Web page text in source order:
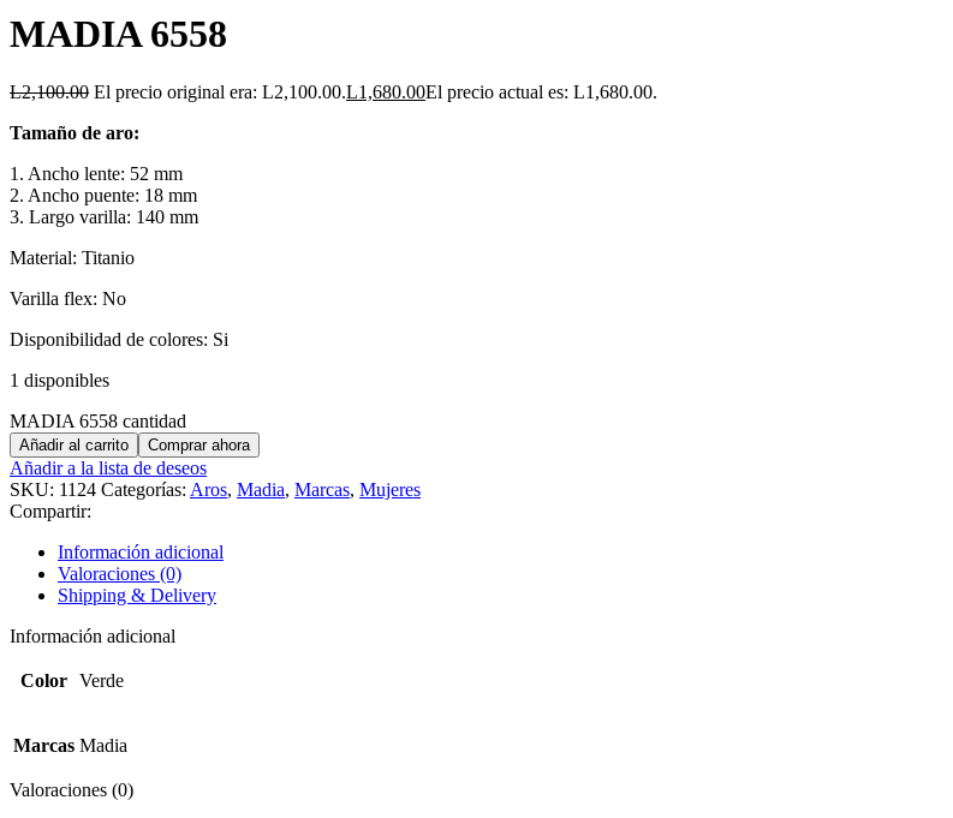
MADIA 6558
L2,100.00 El precio original era: L2,100.00.L1,680.00El precio actual es: L1,680.00.
Tamaño de aro:
1. Ancho lente: 52 mm
2. Ancho puente: 18 mm
3. Largo varilla: 140 mm
Material: Titanio
Varilla flex: No
Disponibilidad de colores: Si
1 disponibles
MADIA 6558 cantidad
Añadir al carrito Comprar ahora
Añadir a la lista de deseos
SKU: 1124 Categorías: Aros, Madia, Marcas, Mujeres
Compartir:
Información adicional
Valoraciones (0)
Shipping & Delivery
Información adicional
Color Verde
Marcas Madia
Valoraciones (0)